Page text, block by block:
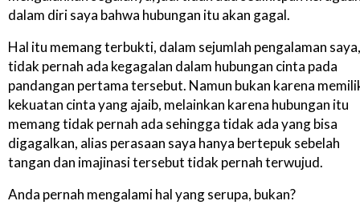
dalam diri saya bahwa hubungan itu akan gagal.
Hal itu memang terbukti, dalam sejumlah pengalaman saya,
tidak pernah ada kegagalan dalam hubungan cinta pada
pandangan pertama tersebut. Namun bukan karena
kekuatan cinta yang ajaib, melainkan karena hubungan itu
memang tidak pernah ada sehingga tidak ada yang bisa
digagalkan, alias perasaan saya hanya bertepuk sebelah
tangan dan imajinasi tersebut tidak pernah terwujud.
Anda pernah mengalami hal yang serupa, bukan?